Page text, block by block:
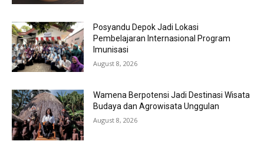
Posyandu Depok Jadi Lokasi
Pembelajaran Internasional Program
Imunisasi
August 8, 2026
Wamena Berpotensi Jadi Destinasi Wisata
Budaya dan Agrowisata Unggulan
August 8, 2026